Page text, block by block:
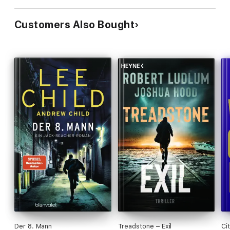
Customers Also Bought
Der 8. Mann Treadstone – Exil